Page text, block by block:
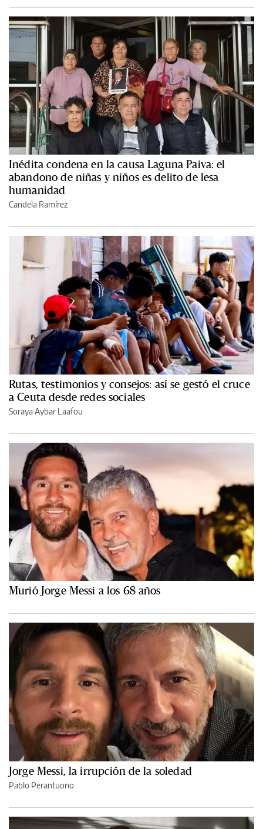
Inédita condena en la causa Laguna Paiva: el
abandono de niñas y niños es delito de lesa
humanidad
Candela Ramírez
Rutas, testimonios y consejos: así se gestó el cruce
a Ceuta desde redes sociales
Soraya Aybar Laafou
Murió Jorge Messi a los 68 años
Jorge Messi, la irrupción de la soledad
Pablo Perantuono